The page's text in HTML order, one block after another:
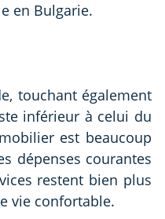
en Bulgarie.
touchant également
inférieur à celui du
est beaucoup
dépenses courantes
restent bien plus
vie confortable.